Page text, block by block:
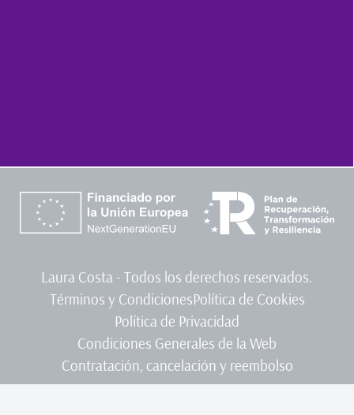
Laura Costa - Todos los derechos reservados.
Términos y CondicionesPolítica de Cookies
Política de Privacidad
Condiciones Generales de la Web
Contratación, cancelación y reembolso